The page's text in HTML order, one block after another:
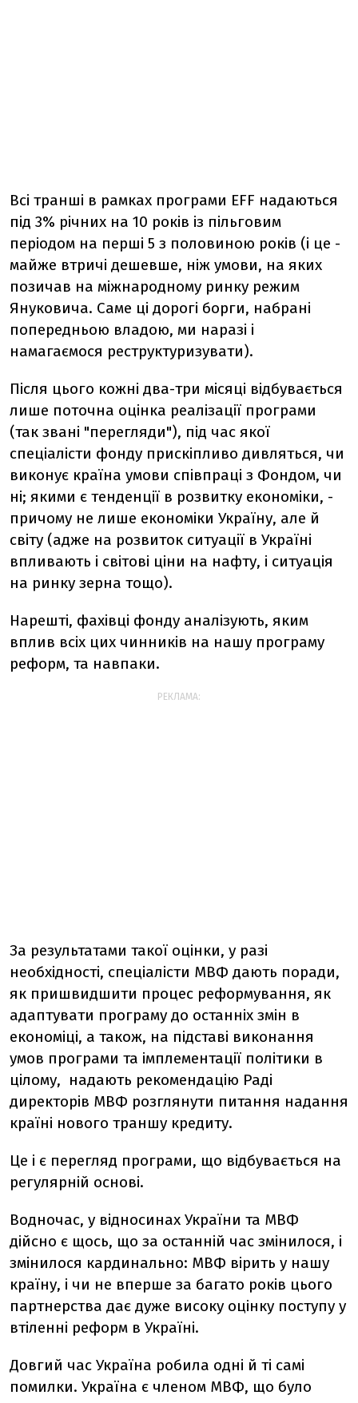
Всі транші в рамках програми EFF надаються
під 3% річних на 10 років із пільговим
періодом на перші 5 з половиною років (і це -
майже втричі дешевше, ніж умови, на яких
позичав на міжнародному ринку режим
Януковича. Саме ці дорогі борги, набрані
попередньою владою, ми наразі і
намагаємося реструктуризувати).
Після цього кожні два-три місяці відбувається
лише поточна оцінка реалізації програми
(так звані "перегляди"), під час якої
спеціалісти фонду прискіпливо дивляться, чи
виконує країна умови співпраці з Фондом, чи
ні; якими є тенденції в розвитку економіки, -
причому не лише економіки Україну, але й
світу (адже на розвиток ситуації в Україні
впливають і світові ціни на нафту, і ситуація
на ринку зерна тощо).
Нарешті, фахівці фонду аналізують, яким
вплив всіх цих чинників на нашу програму
реформ, та навпаки.
РЕКЛАМА:
За результатами такої оцінки, у разі
необхідності, спеціалісти МВФ дають поради,
як пришвидшити процес реформування, як
адаптувати програму до останніх змін в
економіці, а також, на підставі виконання
умов програми та імплементації політики в
цілому, надають рекомендацію Раді
директорів МВФ розглянути питання надання
країні нового траншу кредиту.
Це і є перегляд програми, що відбувається на
регулярній основі.
Водночас, у відносинах України та МВФ
дійсно є щось, що за останній час змінилося, і
змінилося кардинально: МВФ вірить у нашу
країну, і чи не вперше за багато років цього
партнерства дає дуже високу оцінку поступу у
втіленні реформ в Україні.
Довгий час Україна робила одні й ті самі
помилки. Україна є членом МВФ, що було